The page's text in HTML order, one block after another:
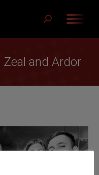
Buscar:
Zeal and Ardor